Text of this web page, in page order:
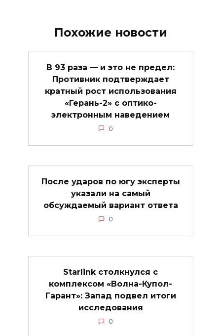
Похожие новости
В 93 раза — и это не предел:
Противник подтверждает
кратный рост использования
«Герань-2» с оптико-
электронным наведением
0
После ударов по югу эксперты
указали на самый
обсуждаемый вариант ответа
0
Starlink столкнулся с
комплексом «Волна-Купол-
Гарант»: Запад подвел итоги
исследования
0